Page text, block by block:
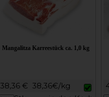
Mangalitza Karreestück ca. 1,0 kg
38,36 € 38,36€/kg